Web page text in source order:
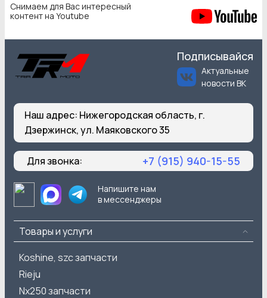
Снимаем для Вас интересный
контент на Youtube
Подписывайся
Актуальные
новости ВК
Наш адрес: Нижегородская область, г.
Дзержинск, ул. Маяковского 35
Для звонка: +7 (915) 940-15-55
Напишите нам
в мессенджеры
Товары и услуги
Koshine, szc запчасти
Rieju
Nx250 запчасти